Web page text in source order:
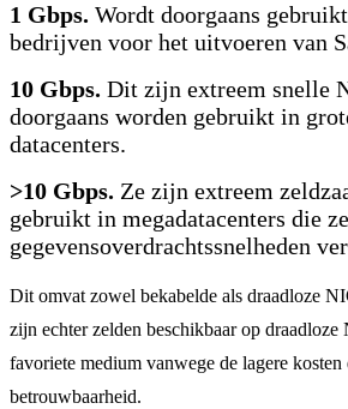
1 Gbps. Wordt doorgaans
bedrijven voor het uitvoeren van
10 Gbps. Dit zijn extreem snelle
doorgaans worden gebruikt in
datacenters.
>10 Gbps. Ze zijn extreem
gebruikt in megadatacenters die
gegevensoverdrachtssnelheden
Dit omvat zowel bekabelde als draadloze
zijn echter zelden beschikbaar op
favoriete medium vanwege de lagere kosten
betrouwbaarheid.